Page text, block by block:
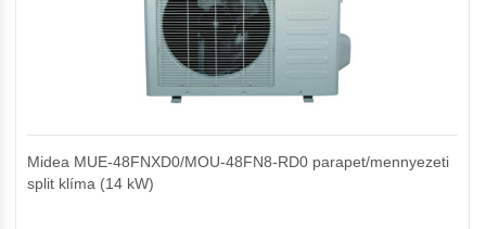
Midea MUE-48FNXD0/MOU-48FN8-RD0 parapet/mennyezeti
split klíma (14 kW)